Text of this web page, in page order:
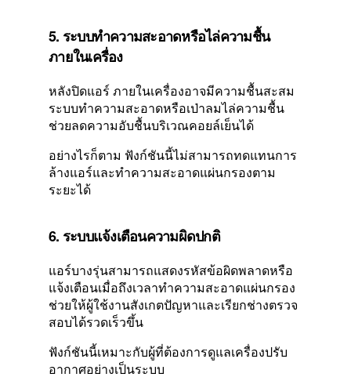
5. ระบบทำความสะอาดหรือไล่ความชื้น
ภายในเครื่อง
หลังปิดแอร์ ภายในเครื่องอาจมีความชื้นสะสม
ระบบทำความสะอาดหรือเป่าลมไล่ความชื้น
ช่วยลดความอับชื้นบริเวณคอยล์เย็นได้
อย่างไรก็ตาม ฟังก์ชันนี้ไม่สามารถทดแทนการ
ล้างแอร์และทำความสะอาดแผ่นกรองตาม
ระยะได้
6. ระบบแจ้งเตือนความผิดปกติ
แอร์บางรุ่นสามารถแสดงรหัสข้อผิดพลาดหรือ
แจ้งเตือนเมื่อถึงเวลาทำความสะอาดแผ่นกรอง
ช่วยให้ผู้ใช้งานสังเกตปัญหาและเรียกช่างตรวจ
สอบได้รวดเร็วขึ้น
ฟังก์ชันนี้เหมาะกับผู้ที่ต้องการดูแลเครื่องปรับ
อากาศอย่างเป็นระบบ